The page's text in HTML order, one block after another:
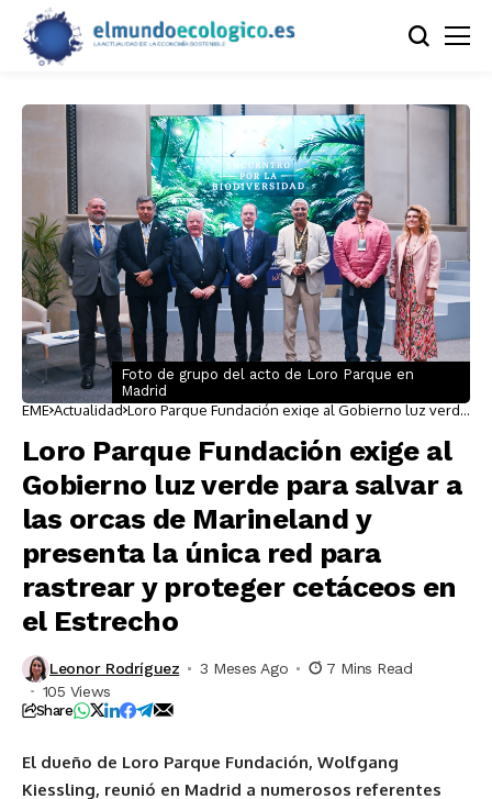
Foto de grupo del acto de Loro Parque en
Madrid
EME Actualidad Loro Parque Fundación exige al Gobierno luz verde
única red para rastrear y proteger cetáceos en el
Estrecho
Loro Parque Fundación exige al
Gobierno luz verde para salvar a
las orcas de Marineland y
presenta la única red para
rastrear y proteger cetáceos en
el Estrecho
Leonor Rodríguez 3 Meses Ago
7 Mins Read
105 Views
Share
El dueño de Loro Parque Fundación, Wolfgang
Kiessling, reunió en Madrid a numerosos referentes